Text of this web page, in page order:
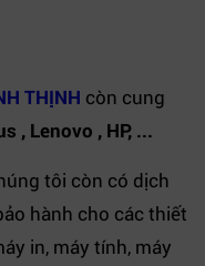
THỊNH còn cung
, Lenovo , HP, ...
tôi còn có dịch
hành cho các thiết
in, máy tính, máy